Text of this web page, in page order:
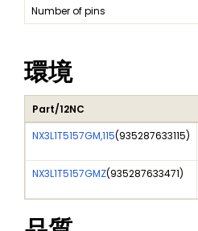
Number of pins
環境
Part/12NC
NX3L1T5157GM,115(935287633115)
NX3L1T5157GMZ(935287633471)